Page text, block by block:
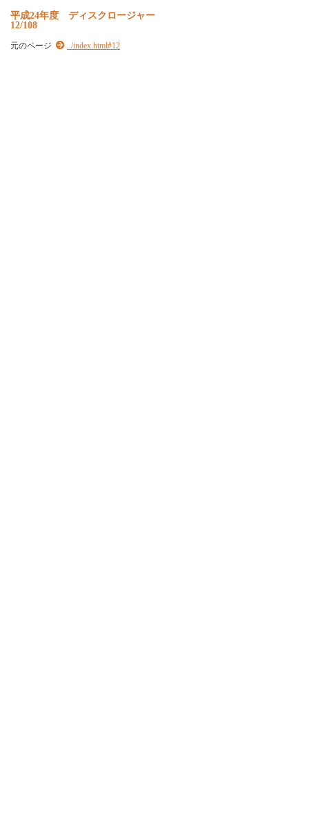
平成24年度 ディ スク ロージャー
12/108
元のページ ../index.html#12